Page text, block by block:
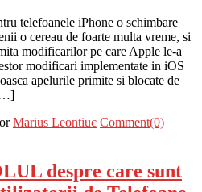
telefoanele iPhone o schimbare
o cereau de foarte multa vreme, si
modificarilor pe care Apple le-a
modificari implementate in iOS
apelurile primite si blocate de
Marius Leontiuc Comment(0)
despre care sunt